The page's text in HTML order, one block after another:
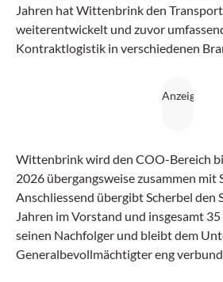
Jahren hat Wittenbrink den
weiterentwickelt und zuvor
Kontraktlogistik in verschiedenen
Wittenbrink wird den COO-Bereich
2026 übergangsweise zusammen mit
Anschliessend übergibt Scherbel den
Jahren im Vorstand und insgesamt 35
seinen Nachfolger und bleibt dem
Generalbevollmächtigter eng